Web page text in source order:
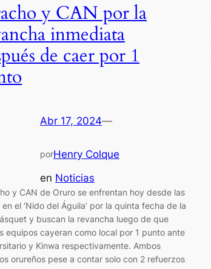
y CAN por la
inmediata
de caer por 1
Abr 17, 2024—
porHenry Colque
en Noticias
y CAN de Oruro se enfrentan hoy desde las
el ‘Nido del Águila’ por la quinta fecha de la
y buscan la revancha luego de que
equipos cayeran como local por 1 punto ante
y Kinwa respectivamente. Ambos
orureños pese a contar solo con 2 refuerzos